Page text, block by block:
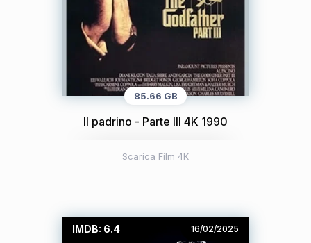
85.66 GB
Il padrino - Parte III 4K 1990
Scarica Film 4K
IMDB: 6.4 16/02/2025